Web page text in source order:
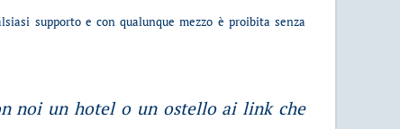
supporto e con qualunque mezzo è proibita senza
noi un hotel o un ostello ai link che